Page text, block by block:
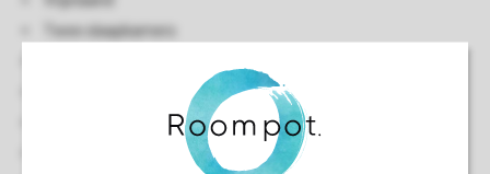
Twee slaapkamers